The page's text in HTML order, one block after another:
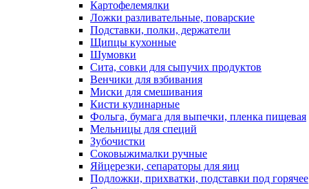
Картофелемялки
Ложки разливательные, поварские
Подставки, полки, держатели
Щипцы кухонные
Шумовки
Сита, совки для сыпучих продуктов
Венчики для взбивания
Миски для смешивания
Кисти кулинарные
Фольга, бумага для выпечки, пленка пищевая
Мельницы для специй
Зубочистки
Соковыжималки ручные
Яйцерезки, сепараторы для яиц
Подложки, прихватки, подставки под горячее